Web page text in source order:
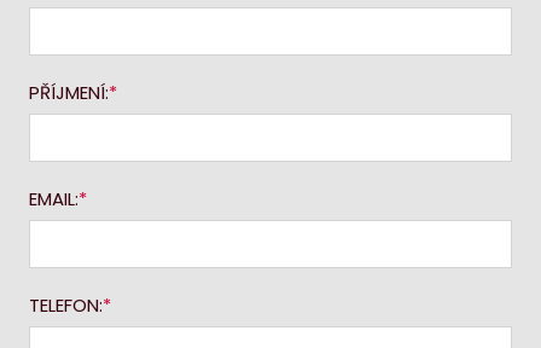
PŘÍJMENÍ:
EMAIL:
TELEFON: